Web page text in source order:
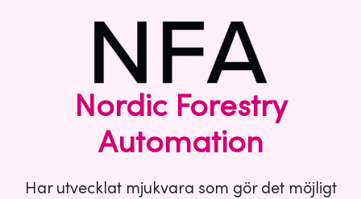
Nordic Forestry
Automation
Har utvecklat mjukvara som gör det möjligt